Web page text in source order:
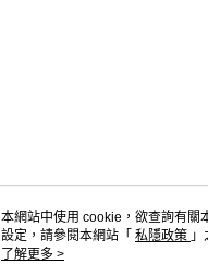
本網站中使用 cookie，欲查詢有關
設定，請參閱本網站「 私隱政策
用 cookie。
了解更多 >